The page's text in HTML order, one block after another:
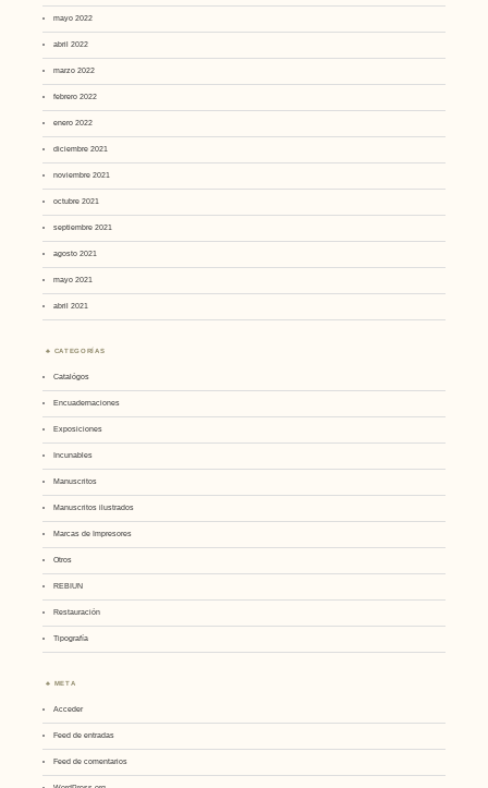
mayo 2022
abril 2022
marzo 2022
febrero 2022
enero 2022
diciembre 2021
noviembre 2021
octubre 2021
septiembre 2021
agosto 2021
mayo 2021
abril 2021
CATEGORÍAS
Catalógos
Encuadernaciones
Exposiciones
Incunables
Manuscritos
Manuscritos ilustrados
Marcas de Impresores
Otros
REBIUN
Restauración
Tipografía
META
Acceder
Feed de entradas
Feed de comentarios